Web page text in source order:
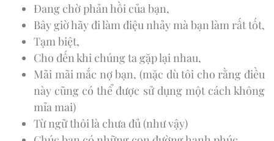
Đang chờ phản hồi của bạn,
Bây giờ hãy đi làm điệu nhảy mà bạn làm rất tốt,
Tạm biệt,
Cho đến khi chúng ta gặp lại nhau,
Mãi mãi mắc nợ bạn, (mặc dù tôi cho rằng điều
này cũng có thể được sử dụng một cách không
mỉa mai)
Từ ngữ thôi là chưa đủ (như vậy)